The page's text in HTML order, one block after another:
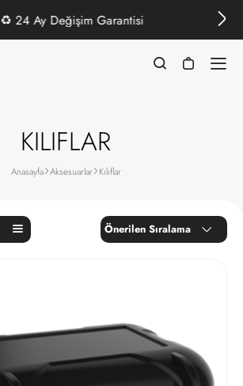
♻️24 Ay Değişim Garantisi
KILIFLAR
Anasayfa Aksesuarlar Kılıflar
Önerilen Sıralama